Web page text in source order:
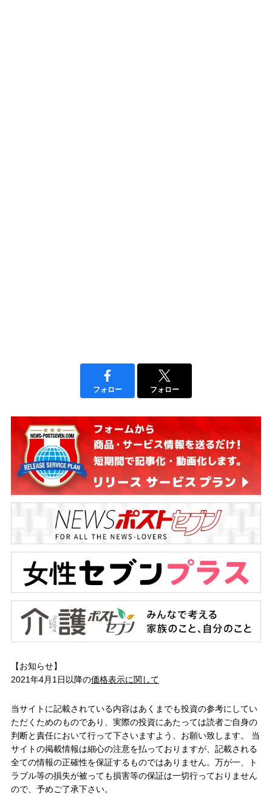
フォロー フォロー
【お知らせ】
2021年4月1日以降の価格表示に関して
当サイトに記載されている内容はあくまでも投資の参考にしてい
ただくためのものであり、実際の投資にあたっては読者ご自身の
判断と責任において行って下さいますよう、お願い致します。 当
サイトの掲載情報は細心の注意を払っておりますが、記載される
全ての情報の正確性を保証するものではありません。万が一、ト
ラブル等の損失が被っても損害等の保証は一切行っておりません
ので、予めご了承下さい。